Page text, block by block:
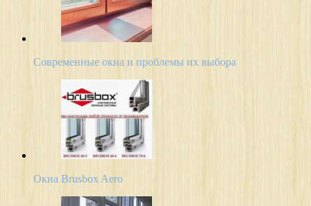
Современные окна и проблемы их выбора
Окна Brusbox Aero